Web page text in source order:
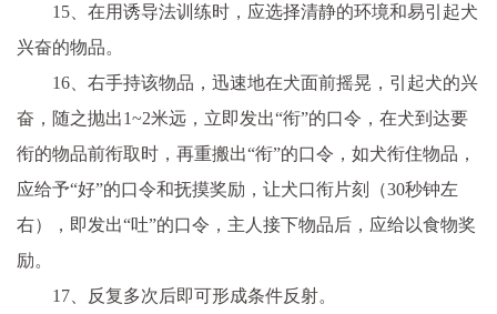
15、在用诱导法训练时，应选择清静的环境和易引起犬
兴奋的物品。
16、右手持该物品，迅速地在犬面前摇晃，引起犬的兴
奋，随之抛出1~2米远，立即发出“衔”的口令，在犬到达要
衔的物品前衔取时，再重搬出“衔”的口令，如犬衔住物品，
应给予“好”的口令和抚摸奖励，让犬口衔片刻（30秒钟左
右），即发出“吐”的口令，主人接下物品后，应给以食物奖
励。
17、反复多次后即可形成条件反射。